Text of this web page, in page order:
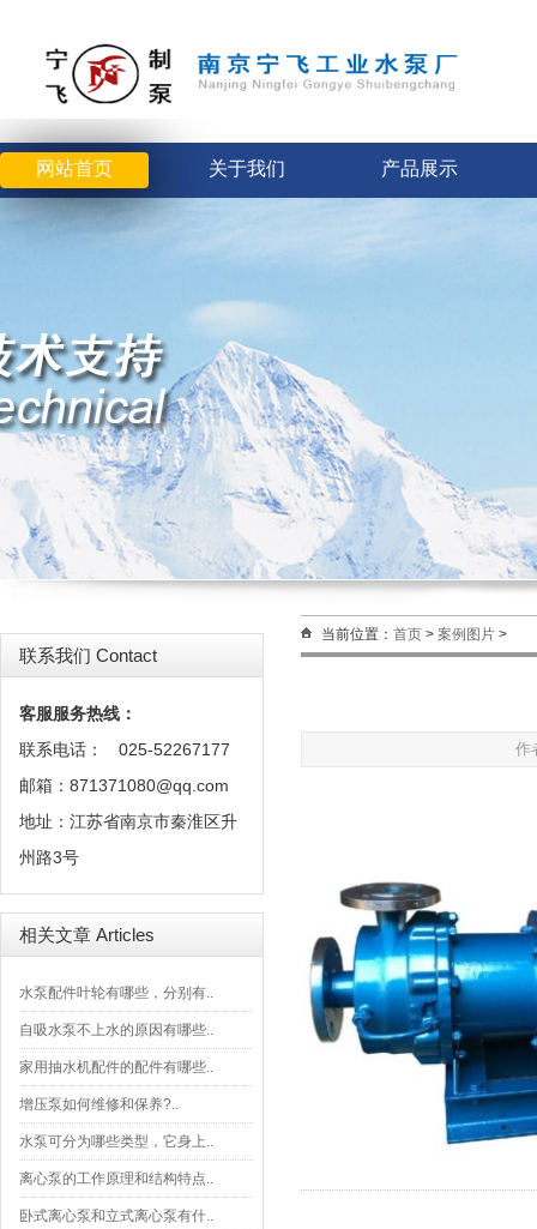
网站首页 关于我们 产品展示
联系我们 Contact
客服服务热线：
联系电话：
025-52267177
邮箱：871371080@qq.com
地址：江苏省南京市秦淮区升
州路3号
相关文章 Articles
水泵配件叶轮有哪些，分别有..
自吸水泵不上水的原因有哪些..
家用抽水机配件的配件有哪些..
增压泵如何维修和保养?..
水泵可分为哪些类型，它身上..
离心泵的工作原理和结构特点..
卧式离心泵和立式离心泵有什..
当前位置： 首页 > 案例图片 >
作